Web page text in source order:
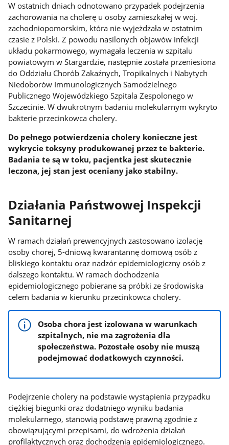
W ostatnich dniach odnotowano przypadek podejrzenia
zachorowania na cholerę u osoby zamieszkałej w woj.
zachodniopomorskim, która nie wyjeżdżała w ostatnim
czasie z Polski. Z powodu nasilonych objawów infekcji
układu pokarmowego, wymagała leczenia w szpitalu
powiatowym w Stargardzie, następnie została przeniesiona
do Oddziału Chorób Zakaźnych, Tropikalnych i Nabytych
Niedoborów Immunologicznych Samodzielnego
Publicznego Wojewódzkiego Szpitala Zespolonego w
Szczecinie. W dwukrotnym badaniu molekularnym wykryto
bakterie przecinkowca cholery.
Do pełnego potwierdzenia cholery konieczne jest
wykrycie toksyny produkowanej przez te bakterie.
Badania te są w toku, pacjentka jest skutecznie
leczona, jej stan jest oceniany jako stabilny.
Działania Państwowej Inspekcji
Sanitarnej
W ramach działań prewencyjnych zastosowano izolację
osoby chorej, 5-dniową kwarantannę domową osób z
bliskiego kontaktu oraz nadzór epidemiologiczny osób z
dalszego kontaktu. W ramach dochodzenia
epidemiologicznego pobierane są próbki ze środowiska
celem badania w kierunku przecinkowca cholery.
Osoba chora jest izolowana w warunkach
szpitalnych, nie ma zagrożenia dla
społeczeństwa. Pozostałe osoby nie muszą
podejmować dodatkowych czynności.
Podejrzenie cholery na podstawie wystąpienia przypadku
ciężkiej biegunki oraz dodatniego wyniku badania
molekularnego, stanowią podstawę prawną zgodnie z
obowiązującymi przepisami, do wdrożenia działań
profilaktycznych oraz dochodzenia epidemiologicznego.